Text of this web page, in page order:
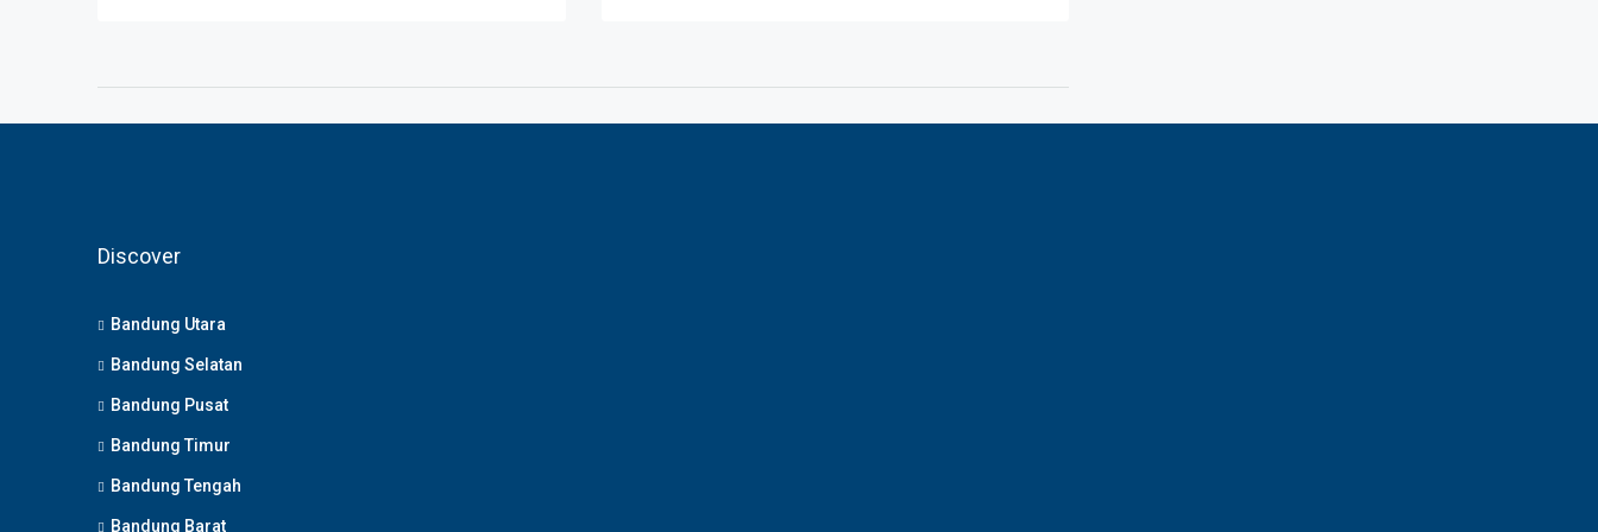
Discover
Bandung Utara
Bandung Selatan
Bandung Pusat
Bandung Timur
Bandung Tengah
Bandung Barat